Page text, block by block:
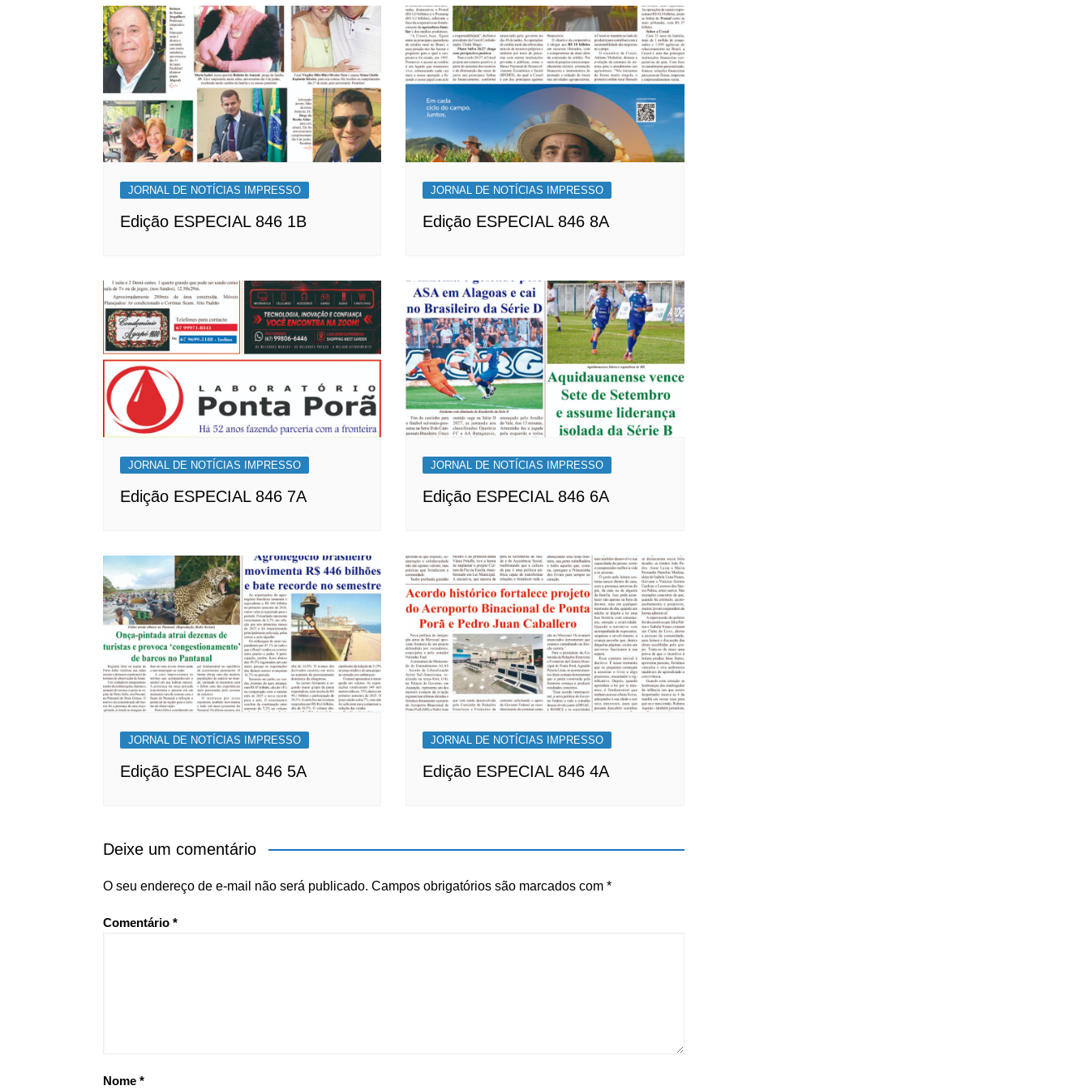
Post
JORNAL DE NOTÍCIAS IMPRESSO
Edição ESPECIAL 846 1B
JORNAL DE NOTÍCIAS IMPRESSO
Edição ESPECIAL 846 8A
JORNAL DE NOTÍCIAS IMPRESSO
Edição ESPECIAL 846 7A
JORNAL DE NOTÍCIAS IMPRESSO
Edição ESPECIAL 846 6A
JORNAL DE NOTÍCIAS IMPRESSO
Edição ESPECIAL 846 5A
JORNAL DE NOTÍCIAS IMPRESSO
Edição ESPECIAL 846 4A
Deixe um comentário
O seu endereço de e-mail não será publicado. Campos obrigatórios são marcados com *
Comentário *
Nome *